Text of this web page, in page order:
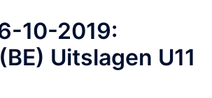
10-2019:
Uitslagen U11